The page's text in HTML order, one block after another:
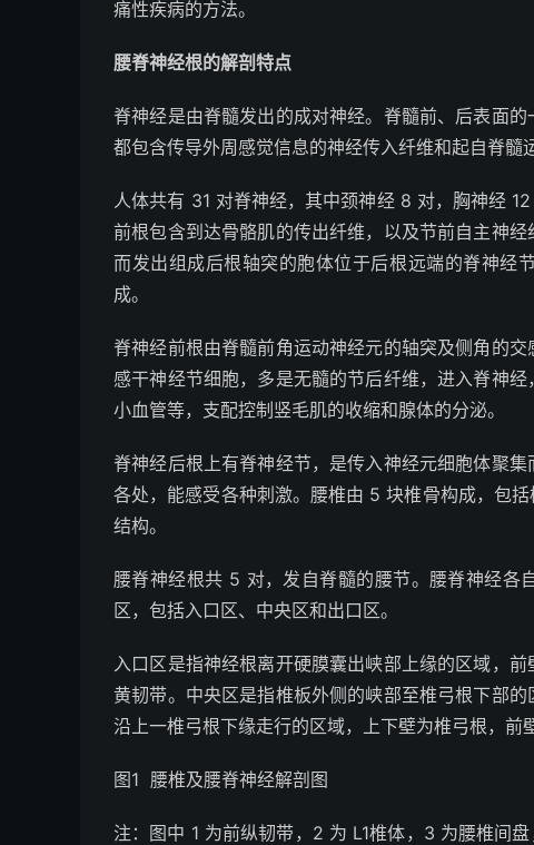
痛性疾病的方法。
腰脊神经根的解剖特点
脊神经是由脊髓发出的成对神经。脊髓前、后表面
都包含传导外周感觉信息的神经传入纤维和起自脊髓
人体共有 31 对脊神经，其中颈神经 8 对，胸神经
前根包含到达骨骼肌的传出纤维，以及节前自主神
而发出组成后根轴突的胞体位于后根远端的脊神经
成。
脊神经前根由脊髓前角运动神经元的轴突及侧角的
感干神经节细胞，多是无髓的节后纤维，进入脊神
小血管等，支配控制竖毛肌的收缩和腺体的分泌。
脊神经后根上有脊神经节，是传入神经元细胞体聚
各处，能感受各种刺激。腰椎由 5 块椎骨构成，包
结构。
腰脊神经根共 5 对，发自脊髓的腰节。腰脊神经各
区，包括入口区、中央区和出口区。
入口区是指神经根离开硬膜囊出峡部上缘的区域，
黄韧带。中央区是指椎板外侧的峡部至椎弓根下部
沿上一椎弓根下缘走行的区域，上下壁为椎弓根，前
图1 腰椎及腰脊神经解剖图
注：图中 1 为前纵韧带，2 为 L1椎体，3 为腰椎间